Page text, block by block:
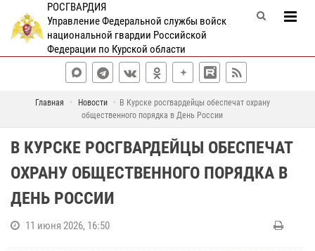
РОСГВАРДИЯ
Управление Федеральной службы войск
национальной гвардии Российской
Федерации по Курской области
Главная Новости
В Курске росгвардейцы обеспечат охрану
общественного порядка в День России
В КУРСКЕ РОСГВАРДЕЙЦЫ ОБЕСПЕЧАТ
ОХРАНУ ОБЩЕСТВЕННОГО ПОРЯДКА В
ДЕНЬ РОССИИ
11 июня 2026, 16:50